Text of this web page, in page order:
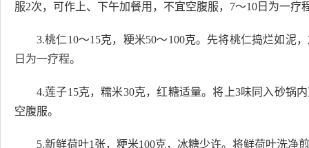
服2次，可作上、下午加餐用，不宜空腹服，7～10日为一疗
3.桃仁10～15克，粳米50～100克。先将桃仁捣烂如泥
日为一疗程。
4.莲子15克，糯米30克，红糖适量。将上3味同入砂锅
空腹服。
5.新鲜荷叶1张，粳米100克，冰糖少许。将鲜荷叶洗净